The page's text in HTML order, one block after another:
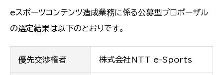
eスポーツコンテンツ造成業務に係る公募型プロポーザル
の選定結果は以下のとおりです。
優先交渉権者 株式会社NTT e-Sports